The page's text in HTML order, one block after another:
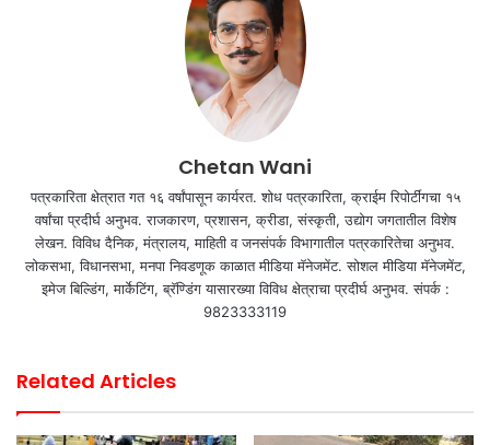
Chetan Wani
पत्रकारिता क्षेत्रात गत १६ वर्षांपासून कार्यरत. शोध पत्रकारिता, क्राईम रिपोर्टींगचा १५
वर्षांचा प्रदीर्घ अनुभव. राजकारण, प्रशासन, क्रीडा, संस्कृती, उद्योग जगतातील विशेष
लेखन. विविध दैनिक, मंत्रालय, माहिती व जनसंपर्क विभागातील पत्रकारितेचा अनुभव.
लोकसभा, विधानसभा, मनपा निवडणूक काळात मीडिया मॅनेजमेंट. सोशल मीडिया मॅनेजमेंट,
इमेज बिल्डिंग, मार्केटिंग, ब्रॅण्डिंग यासारख्या विविध क्षेत्राचा प्रदीर्घ अनुभव. संपर्क :
9823333119
Related Articles